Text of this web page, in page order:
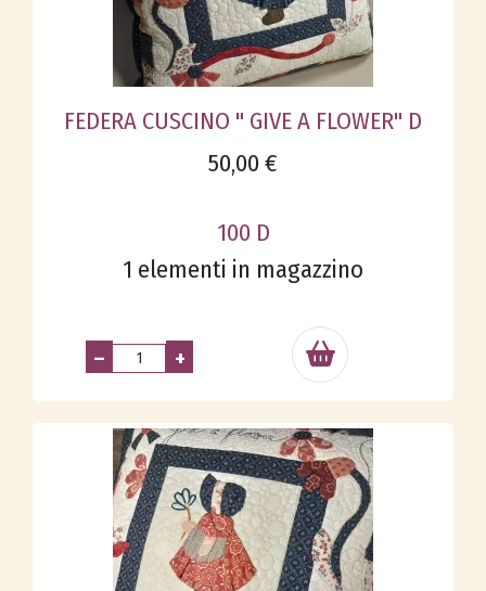
FEDERA CUSCINO " GIVE A FLOWER" D
50,00 €
100 D
1 elementi in magazzino
– +